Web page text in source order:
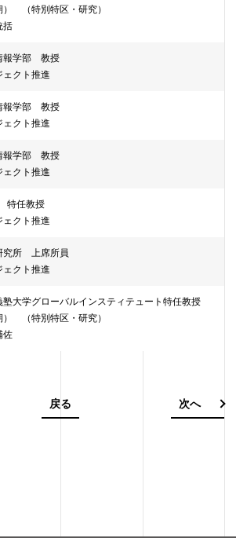
） （特別特区・研究）
括
報学部 教授
ェクト推進
報学部 教授
ェクト推進
報学部 教授
ェクト推進
特任教授
ェクト推進
究所 上席所員
ェクト推進
塾大学グローバルインスティテュート特任教授
） （特別特区・研究）
佐
戻る 次へ